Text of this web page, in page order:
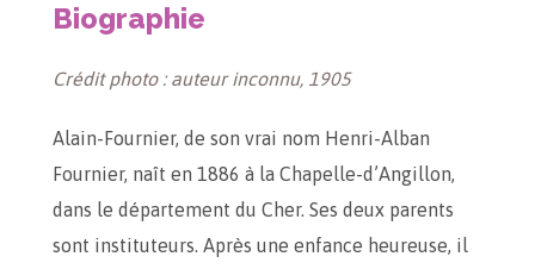
Biographie
Crédit photo : auteur inconnu, 1905
Alain-Fournier, de son vrai nom Henri-Alban
Fournier, naît en 1886 à la Chapelle-d’Angillon,
dans le département du Cher. Ses deux parents
sont instituteurs. Après une enfance heureuse, il